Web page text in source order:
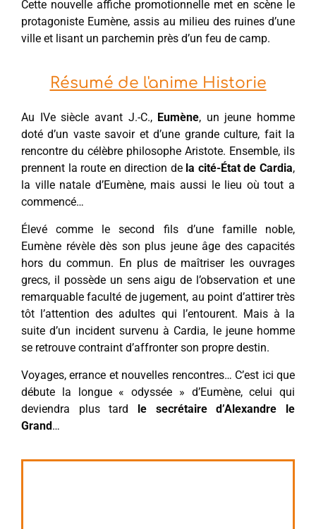
Cette nouvelle affiche promotionnelle met en scène le
protagoniste Eumène, assis au milieu des ruines d’une
ville et lisant un parchemin près d’un feu de camp.
Résumé de l'anime Historie
Au IVe siècle avant J.-C., Eumène, un jeune homme
doté d’un vaste savoir et d’une grande culture, fait la
rencontre du célèbre philosophe Aristote. Ensemble, ils
prennent la route en direction dela cité-État de Cardia,
la ville natale d’Eumène, mais aussi le lieu où tout a
commencé…
Élevé comme le second fils d’une famille noble,
Eumène révèle dès son plus jeune âge des capacités
hors du commun. En plus de maîtriser les ouvrages
grecs, il possède un sens aigu de l’observation et une
remarquable faculté de jugement, au point d’attirer très
tôt l’attention des adultes qui l’entourent. Mais à la
suite d’un incident survenu à Cardia, le jeune homme
se retrouve contraint d’affronter son propre destin.
Voyages, errance et nouvelles rencontres… C’est ici que
débute la longue « odyssée » d’Eumène, celui qui
deviendra plus tard le secrétaire d’Alexandre le
Grand…